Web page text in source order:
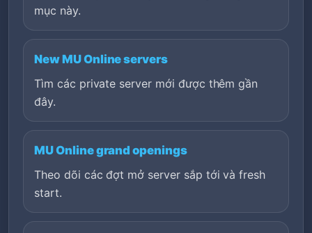
mục này.
New MU Online servers
Tìm các private server mới được thêm gần
đây.
MU Online grand openings
Theo dõi các đợt mở server sắp tới và fresh
start.